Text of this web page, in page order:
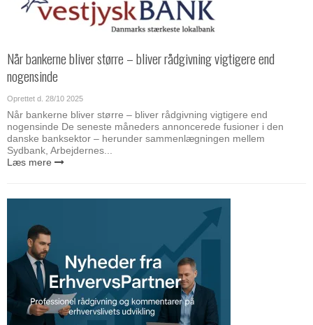
Når bankerne bliver større – bliver rådgivning vigtigere end
nogensinde
Oprettet d. 28/10 2025
Når bankerne bliver større – bliver rådgivning vigtigere end
nogensinde De seneste måneders annoncerede fusioner i den
danske banksektor – herunder sammenlægningen mellem
Sydbank, Arbejdernes...
Læs mere